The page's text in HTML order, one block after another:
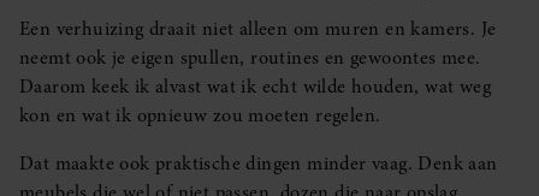
Een verhuizing draait niet alleen om muren en kamers. Je
neemt ook je eigen spullen, routines en gewoontes mee.
Daarom keek ik alvast wat ik echt wilde houden, wat weg
kon en wat ik opnieuw zou moeten regelen.
Dat maakte ook praktische dingen minder vaag. Denk aan